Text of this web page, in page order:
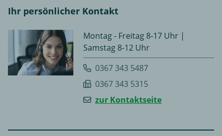
Ihr persönlicher Kontakt
Montag - Freitag 8-17 Uhr |
Samstag 8-12 Uhr
0367 343 5487
0367 343 5315
zur Kontaktseite